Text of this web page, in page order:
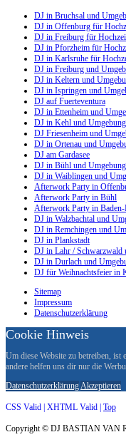
DJ in Bruchsal und
DJ in Offenburg für
DJ in Freiburg für
DJ in Pforzheim für
DJ in Karlsruhe für
DJ in Freiburg und
DJ in Keltern und
DJ in Ispringen und
DJ auf Fuerteventura
DJ in Ettenheim und
DJ in Kehl und Umgebung
DJ Friesenheim und
DJ in Ortenau und
DJ am Gardasee
DJ in Bühl und Umgebung
DJ in Waiblingen und
Afterwork Party in
Afterwork Party in Bühl
Afterwork Party in Baden-
DJ in Walzbachtal und
DJ in Remchingen und
DJ in Plankstadt
DJ in Lahr / Schwarzwald
DJ in Durlach und
DJ für Weihnachtsfeier in
Sitemap
Impressum
Datenschutzerklärung
Cookie Hinweis
Um diese Website zu betreiben,
andere helfen uns dir nur die
DatenschutzerklärungAkzeptieren
CSS Valid | XHTML Valid | Top
Copyright © DJ BASTIAN VAN